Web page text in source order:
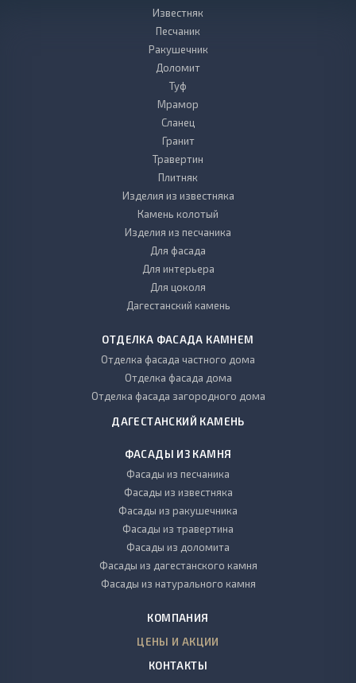
Известняк
Песчаник
Ракушечник
Доломит
Туф
Мрамор
Сланец
Гранит
Травертин
Плитняк
Изделия из известняка
Камень колотый
Изделия из песчаника
Для фасада
Для интерьера
Для цоколя
Дагестанский камень
ОТДЕЛКА ФАСАДА КАМНЕМ
Отделка фасада частного дома
Отделка фасада дома
Отделка фасада загородного дома
ДАГЕСТАНСКИЙ КАМЕНЬ
ФАСАДЫ ИЗ КАМНЯ
Фасады из песчаника
Фасады из известняка
Фасады из ракушечника
Фасады из травертина
Фасады из доломита
Фасады из дагестанского камня
Фасады из натурального камня
КОМПАНИЯ
ЦЕНЫ И АКЦИИ
КОНТАКТЫ